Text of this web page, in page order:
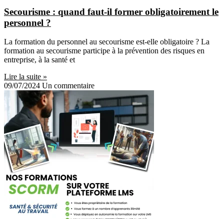
Secourisme : quand faut-il former obligatoirement le
personnel ?
La formation du personnel au secourisme est-elle obligatoire ? La
formation au secourisme participe à la prévention des risques en
entreprise, à la santé et
Lire la suite »
09/07/2024 Un commentaire